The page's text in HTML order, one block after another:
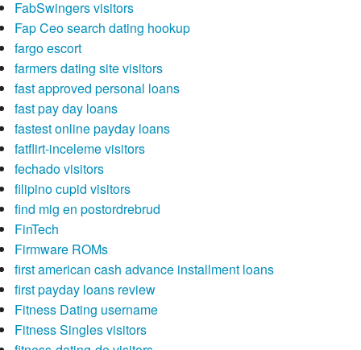
FabSwingers visitors
Fap Ceo search dating hookup
fargo escort
farmers dating site visitors
fast approved personal loans
fast pay day loans
fastest online payday loans
fatflirt-inceleme visitors
fechado visitors
filipino cupid visitors
find mig en postordrebrud
FinTech
Firmware ROMs
first american cash advance installment loans
first payday loans review
Fitness Dating username
Fitness Singles visitors